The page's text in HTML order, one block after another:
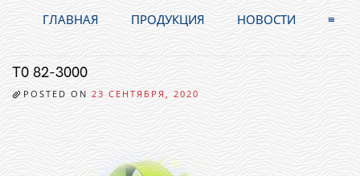
ГЛАВНАЯ ПРОДУКЦИЯ НОВОСТИ ≡
T0 82-3000
POSTED ON 23 СЕНТЯБРЯ, 2020